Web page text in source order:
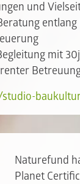
und
mit
Naturefund
Planet